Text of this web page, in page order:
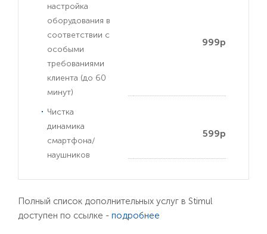
настройка
оборудования в
соответствии с
особыми
требованиями
клиента (до 60
минут)
999р
Чистка
динамика
смартфона/
наушников
599р
Полный список дополнительных услуг в Stimul
доступен по ссылке - подробнее